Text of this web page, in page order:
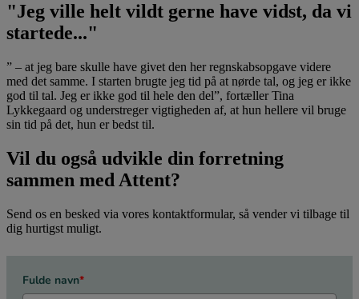
"Jeg ville helt vildt gerne have vidst, da vi
startede..."
” – at jeg bare skulle have givet den her regnskabsopgave videre
med det samme. I starten brugte jeg tid på at nørde tal, og jeg er ikke
god til tal. Jeg er ikke god til hele den del”, fortæller Tina
Lykkegaard og understreger vigtigheden af, at hun hellere vil bruge
sin tid på det, hun er bedst til.
Vil du også udvikle din forretning
sammen med Attent?
Send os en besked via vores kontaktformular, så vender vi tilbage til
dig hurtigst muligt.
Fulde navn*